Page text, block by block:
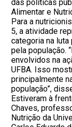
das políticas
Alimentar e
Para a
5, a atividade
categoria na
pela população.
envolvidos na
UFBA. Isso
principalmente
população”,
Estiveram à
Chaves,
Nutrição da